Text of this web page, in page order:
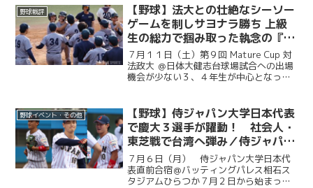
の皆様から、現役選手たちへ温かい祝福
のメッセージをお寄せい...
野球戦評
【野球】法大との壮絶なシーソー
ゲームを制しサヨナラ勝ち 上級
生の総力で掴み取った執念の『一
勝』／第９回MatureCup・法大
戦
７月１１日（土）第９回 Mature Cup 対
法政大 ＠日体大健志台球場試合への出場
機会が少ない３、４年生が中心となって
に２度追い付く粘りを見せると、１点ビ...
野球イベント・その他
【野球】侍ジャパン大学日本代表
で慶大３選手が躍動！ 社会人・
東芝戦で台湾へ弾み／侍ジャパン
大学日本代表直前合宿５日目
７月６日（月） 侍ジャパン大学日本代
表直前合宿＠バッティングパレス相石ス
タジアムひらつか７月２日から始まった